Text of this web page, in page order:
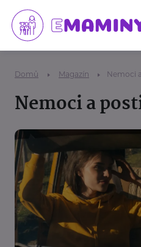
Domů Magazín Nemoci
Nemoci a